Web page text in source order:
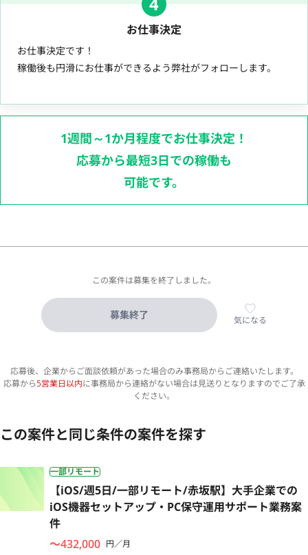
お仕事決定
お仕事決定です！
稼働後も円滑にお仕事ができるよう弊社がフォローします。
1週間～1か月程度でお仕事決定！
応募から最短3日での稼働も
可能です。
この案件は募集を終了しました。
募集終了 気になる
応募後、企業からご面談依頼があった場合のみ事務局からご連絡いたします。
応募から5営業日以内に事務局から連絡がない場合は見送りとなりますのでご了承
ください。
この案件と同じ条件の案件を探す
一部リモート
【iOS/週5日/一部リモート/赤坂駅】大手企業での
iOS機器セットアップ・PC保守運用サポート業務案
件
〜432,000 円／月